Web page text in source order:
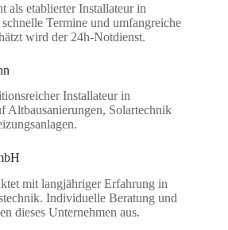
als etablierter Installateur in
Termine und umfangreiche
wird der 24h-Notdienst.
Installateur in
Altbausanierungen, Solartechnik
mit langjähriger Erfahrung in
Individuelle Beratung und
dieses Unternehmen aus.